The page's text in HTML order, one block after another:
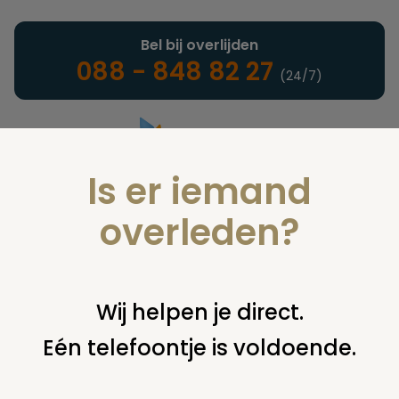
Landelijke uitvaartonderneming
Bel bij overlijden
088 - 848 82 27 (24/7)
U bent hier: home nieuws & agenda nieuws video: uitvaart
Is er iemand
overleden?
Wij helpen je direct.
Eén telefoontje is voldoende.